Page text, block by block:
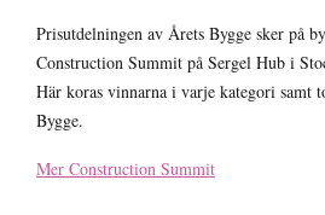
Prisutdelningen av Årets Bygge sker på
Construction Summit på Sergel Hub i
Här koras vinnarna i varje kategori samt
Bygge.
Mer Construction Summit